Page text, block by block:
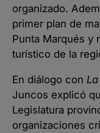
organizado.
primer plan de
Punta Marqués y
turístico de la
En diálogo con
Juncos explicó
Legislatura
organizaciones